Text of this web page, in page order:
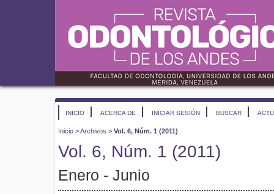
INICIO ACERCA DE INICIAR SESIÓN BUSCAR
Inicio >Archivos > Vol. 6, Núm. 1 (2011)
Vol. 6, Núm. 1 (2011)
Enero - Junio